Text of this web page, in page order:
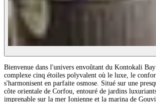
Bienvenue dans l'univers envoûtant du Kontokali
complexe cinq étoiles polyvalent où le luxe, le
s'harmonisent en parfaite osmose. Situé sur une
côte orientale de Corfou, entouré de jardins
imprenable sur la mer Ionienne et la marina de